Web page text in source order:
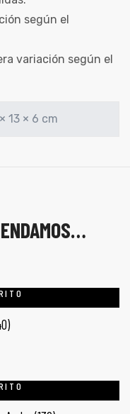
según el
variación según el
13 × 6 cm